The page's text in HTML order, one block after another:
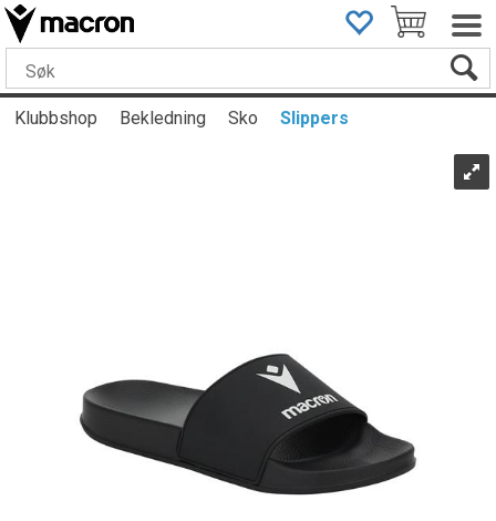
Klubbshop Bekledning Sko Slippers